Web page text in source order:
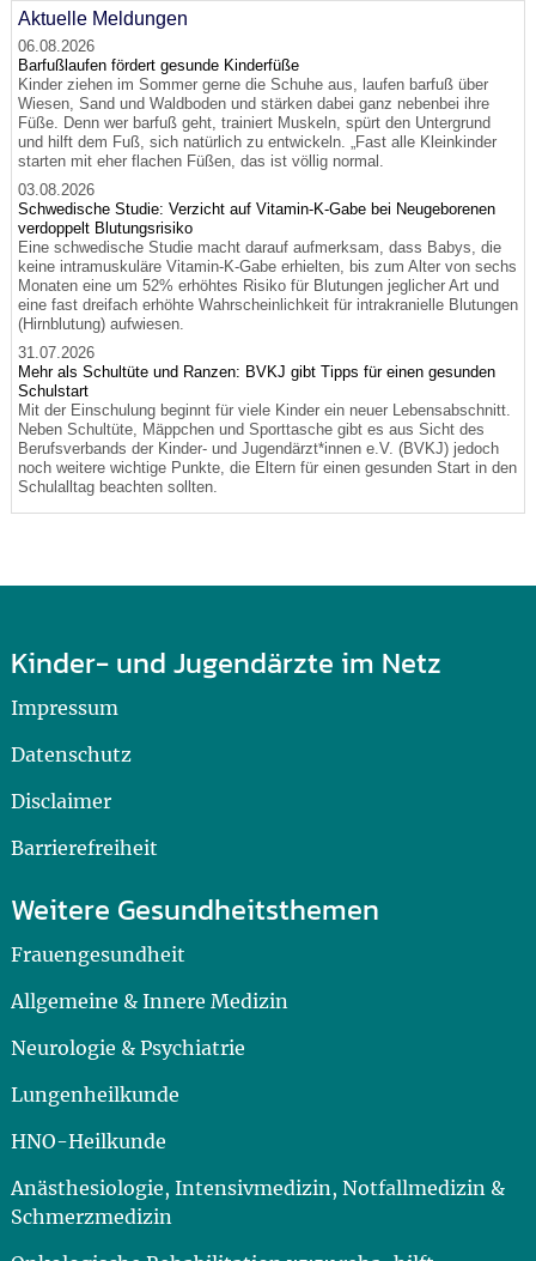
Aktuelle Meldungen
06.08.2026
Barfußlaufen fördert gesunde Kinderfüße
Kinder ziehen im Sommer gerne die Schuhe aus, laufen barfuß über
Wiesen, Sand und Waldboden und stärken dabei ganz nebenbei ihre
Füße. Denn wer barfuß geht, trainiert Muskeln, spürt den Untergrund
und hilft dem Fuß, sich natürlich zu entwickeln. „Fast alle Kleinkinder
starten mit eher flachen Füßen, das ist völlig normal.
03.08.2026
Schwedische Studie: Verzicht auf Vitamin-K-Gabe bei Neugeborenen
verdoppelt Blutungsrisiko
Eine schwedische Studie macht darauf aufmerksam, dass Babys, die
keine intramuskuläre Vitamin-K-Gabe erhielten, bis zum Alter von sechs
Monaten eine um 52% erhöhtes Risiko für Blutungen jeglicher Art und
eine fast dreifach erhöhte Wahrscheinlichkeit für intrakranielle Blutungen
(Hirnblutung) aufwiesen.
31.07.2026
Mehr als Schultüte und Ranzen: BVKJ gibt Tipps für einen gesunden
Schulstart
Mit der Einschulung beginnt für viele Kinder ein neuer Lebensabschnitt.
Neben Schultüte, Mäppchen und Sporttasche gibt es aus Sicht des
Berufsverbands der Kinder- und Jugendärzt*innen e.V. (BVKJ) jedoch
noch weitere wichtige Punkte, die Eltern für einen gesunden Start in den
Schulalltag beachten sollten.
Kinder- und Jugendärzte im Netz
Impressum
Datenschutz
Disclaimer
Barrierefreiheit
Weitere Gesundheitsthemen
Frauengesundheit
Allgemeine & Innere Medizin
Neurologie & Psychiatrie
Lungenheilkunde
HNO-Heilkunde
Anästhesiologie, Intensivmedizin, Notfallmedizin &
Schmerzmedizin